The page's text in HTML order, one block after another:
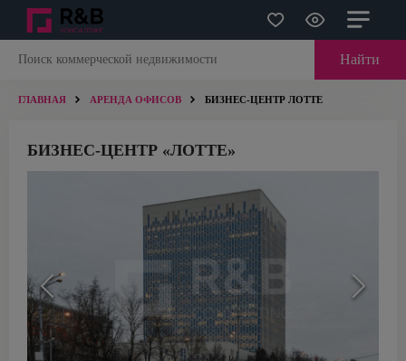
Найти
ГЛАВНАЯ АРЕНДА ОФИСОВ БИЗНЕС-ЦЕНТР ЛОТТЕ
БИЗНЕС-ЦЕНТР «ЛОТТЕ»